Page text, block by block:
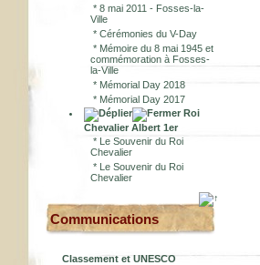
* 8 mai 2011 - Fosses-la-
Ville
* Cérémonies du V-Day
* Mémoire du 8 mai 1945 et
commémoration à Fosses-
la-Ville
* Mémorial Day 2018
* Mémorial Day 2017
Roi
Chevalier Albert 1er
* Le Souvenir du Roi
Chevalier
* Le Souvenir du Roi
Chevalier
Communications
Classement et UNESCO